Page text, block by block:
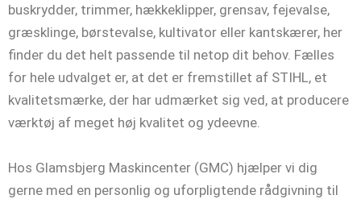
buskrydder, trimmer, hækkeklipper, grensav, fejevalse,
græsklinge, børstevalse, kultivator eller kantskærer, her
finder du det helt passende til netop dit behov. Fælles
for hele udvalget er, at det er fremstillet af STIHL, et
kvalitetsmærke, der har udmærket sig ved, at producere
værktøj af meget høj kvalitet og ydeevne.
Hos Glamsbjerg Maskincenter (GMC) hjælper vi dig
gerne med en personlig og uforpligtende rådgivning til